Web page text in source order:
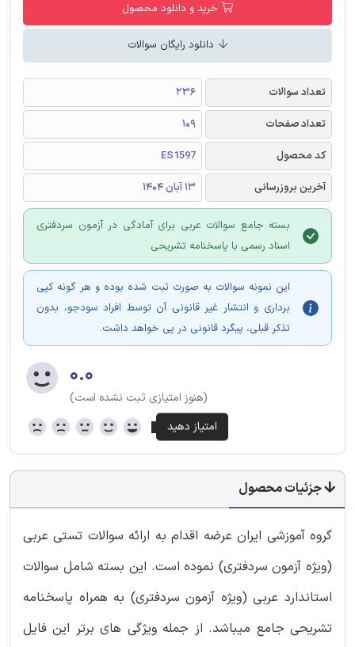
خرید و دانلود محصول
دانلود رایگان سوالات
تعداد سوالات
236
تعداد صفحات
109
کد محصول
ES1597
آخرین بروزرسانی
13 آبان 1404
بسته جامع سوالات عربی برای آمادگی در آزمون سردفتری
اسناد رسمی با پاسخنامه تشریحی
این نمونه سوالات به صورت ثبت شده بوده و هر گونه کپی
برداری و انتشار غیر قانونی آن توسط افراد سودجو، بدون
تذکر قبلی، پیگرد قانونی در پی خواهد داشت.
۰.۰
(هنوز امتیازی ثبت نشده است)
جزئیات محصول
گروه آموزشی ایران عرضه اقدام به ارائه سوالات تستی عربی
(ویژه آزمون سردفتری) نموده است. این بسته شامل سوالات
استاندارد عربی (ویژه آزمون سردفتری) به همراه پاسخنامه
تشریحی جامع میباشد. از جمله ویژگی های برتر این فایل